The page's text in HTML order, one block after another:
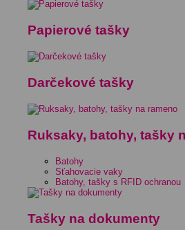
Papierové tašky
Darčekové tašky
Ruksaky, batohy, tašky
Batohy
Sťahovacie vaky
Batohy, tašky s RFID ochranou
Tašky na dokumenty